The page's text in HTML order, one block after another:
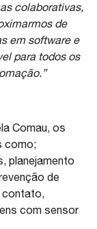
colaborativas,
de
em software e
para todos os
Comau, os
como;
planejamento
de
contato,
com sensor